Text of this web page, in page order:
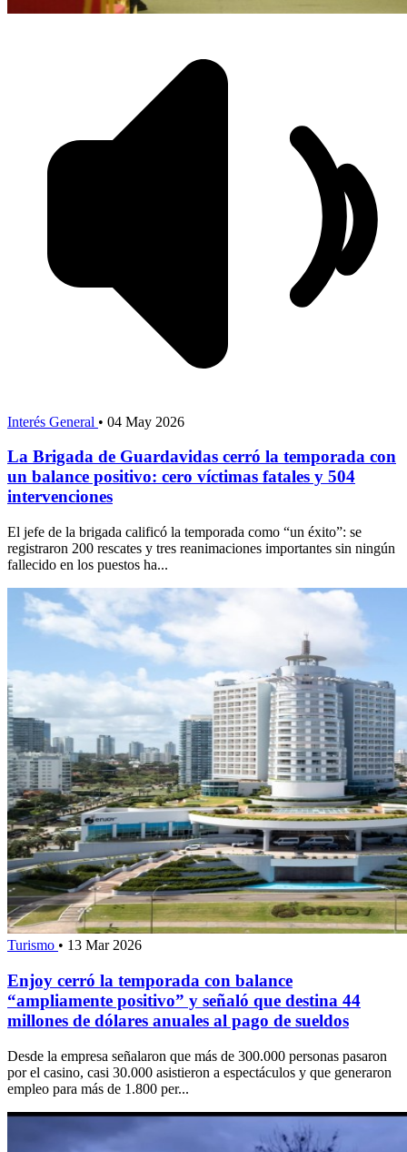
Interés General • 04 May 2026
La Brigada de Guardavidas cerró la temporada con
un balance positivo: cero víctimas fatales y 504
intervenciones
El jefe de la brigada calificó la temporada como “un éxito”: se
registraron 200 rescates y tres reanimaciones importantes sin ningún
fallecido en los puestos ha...
Turismo • 13 Mar 2026
Enjoy cerró la temporada con balance
“ampliamente positivo” y señaló que destina 44
millones de dólares anuales al pago de sueldos
Desde la empresa señalaron que más de 300.000 personas pasaron
por el casino, casi 30.000 asistieron a espectáculos y que generaron
empleo para más de 1.800 per...